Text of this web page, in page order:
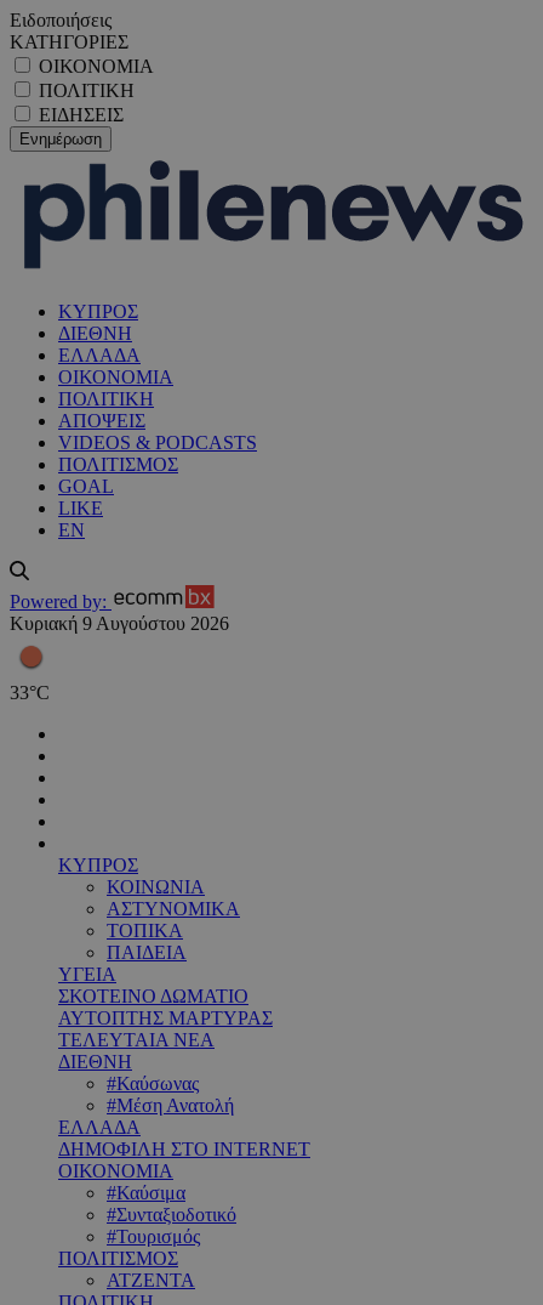
Ειδοποιήσεις
ΚΑΤΗΓΟΡΙΕΣ
ΟΙΚΟΝΟΜΙΑ
ΠΟΛΙΤΙΚΗ
ΕΙΔΗΣΕΙΣ
ΚΥΠΡΟΣ
ΔΙΕΘΝΗ
ΕΛΛΑΔΑ
ΟΙΚΟΝΟΜΙΑ
ΠΟΛΙΤΙΚΗ
ΑΠΟΨΕΙΣ
VIDEOS & PODCASTS
ΠΟΛΙΤΙΣΜΟΣ
GOAL
LIKE
EN
Powered by:
Κυριακή 9 Αυγούστου 2026
33°C
ΚΥΠΡΟΣ
ΚΟΙΝΩΝΙΑ
ΑΣΤΥΝΟΜΙΚΑ
ΤΟΠΙΚΑ
ΠΑΙΔΕΙΑ
ΥΓΕΙΑ
ΣΚΟΤΕΙΝΟ ΔΩΜΑΤΙΟ
ΑΥΤΟΠΤΗΣ ΜΑΡΤΥΡΑΣ
ΤΕΛΕΥΤΑΙΑ ΝΕΑ
ΔΙΕΘΝΗ
#Καύσωνας
#Μέση Ανατολή
ΕΛΛΑΔΑ
ΔΗΜΟΦΙΛΗ ΣΤΟ INTERNET
ΟΙΚΟΝΟΜΙΑ
#Καύσιμα
#Συνταξιοδοτικό
#Τουρισμός
ΠΟΛΙΤΙΣΜΟΣ
ΑΤΖΕΝΤΑ